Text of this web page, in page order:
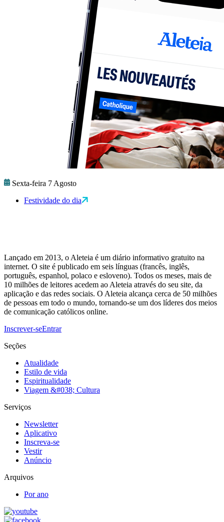
Sexta-feira 7 Agosto
Festividade do dia
Lançado em 2013, o Aleteia é um diário informativo gratuito na
internet. O site é publicado em seis línguas (francês, inglês,
português, espanhol, polaco e esloveno). Todos os meses, mais de
10 milhões de leitores acedem ao Aleteia através do seu site, da
aplicação e das redes sociais. O Aleteia alcança cerca de 50 milhões
de pessoas em todo o mundo, tornando-se um dos líderes dos meios
de comunicação católicos online.
Inscrever-seEntrar
Seções
Atualidade
Estilo de vida
Espiritualidade
Viagem &#038; Cultura
Serviços
Newsletter
Aplicativo
Inscreva-se
Vestir
Anúncio
Arquivos
Por ano